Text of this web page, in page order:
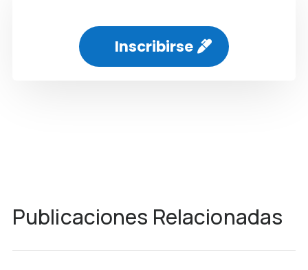
Inscribirse
Publicaciones Relacionadas